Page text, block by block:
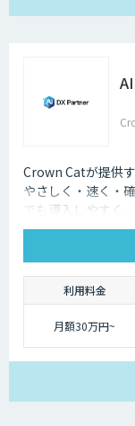
Crown Catが提供
やさしく・速く・
でも導入しやすく
るDX支援サービス
で培ったノウハウ
的なDX”を設計・
たちは、コンサル
うどいいDX』を実
利用料金
月額30万円~